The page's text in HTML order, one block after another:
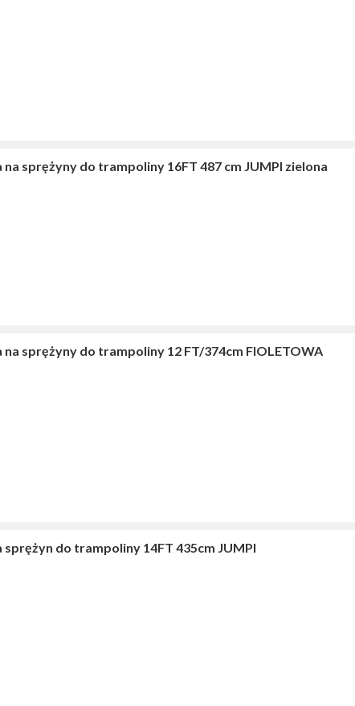
na sprężyny do trampoliny 16FT 487 cm JUMPI zielona
na sprężyny do trampoliny 12 FT/374cm FIOLETOWA
sprężyn do trampoliny 14FT 435cm JUMPI